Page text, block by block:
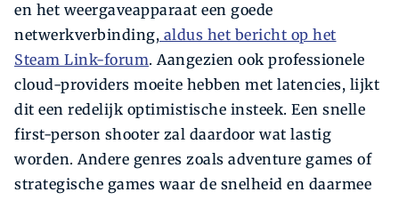
en het weergaveapparaat een goede
netwerkverbinding, aldus het bericht op het
Steam Link-forum. Aangezien ook professionele
cloud-providers moeite hebben met latencies, lijkt
dit een redelijk optimistische insteek. Een snelle
first-person shooter zal daardoor wat lastig
worden. Andere genres zoals adventure games of
strategische games waar de snelheid en daarmee